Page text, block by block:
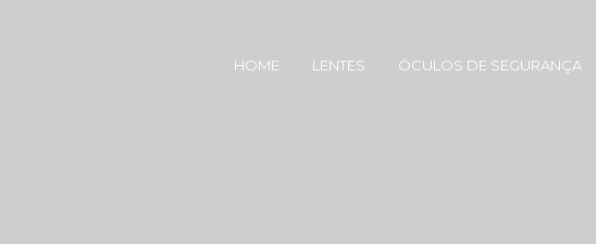
HOME LENTES ÓCULOS DE SEGURANÇA